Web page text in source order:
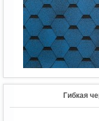
Гибкая